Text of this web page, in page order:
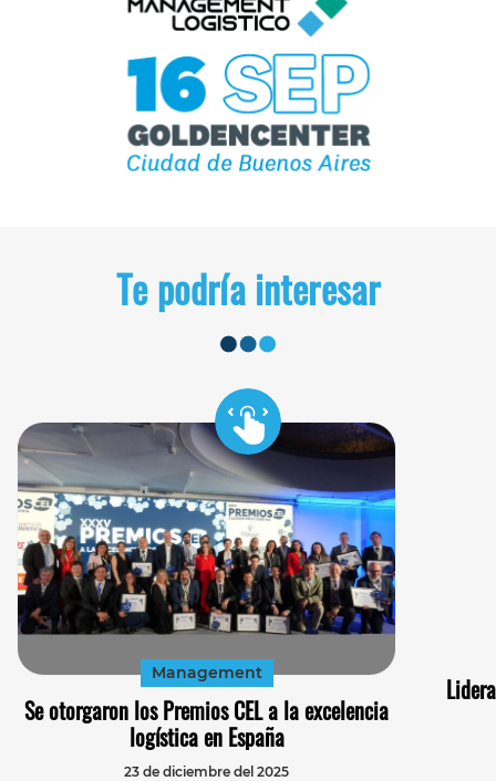
Te podría interesar
Management
Se otorgaron los Premios CEL a la excelencia
logística en España
23 de diciembre del 2025